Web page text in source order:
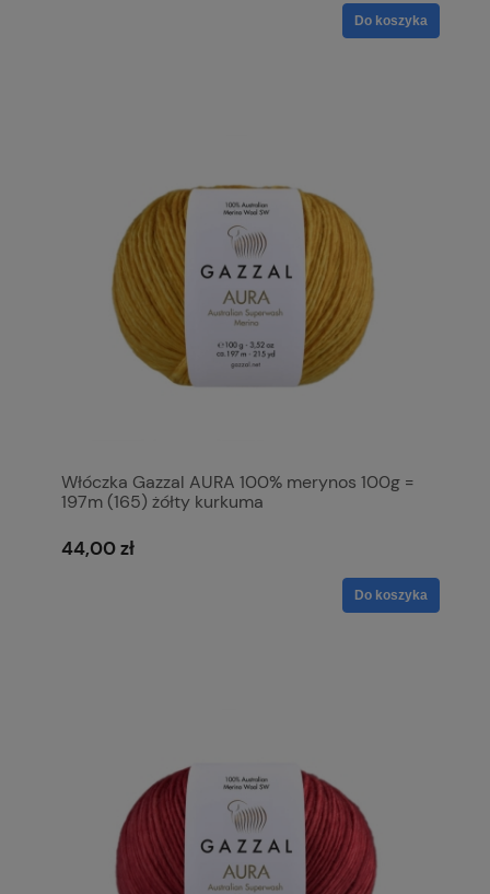
Do koszyka
Włóczka Gazzal AURA 100% merynos 100g =
197m (165) żółty kurkuma
44,00 zł
Do koszyka